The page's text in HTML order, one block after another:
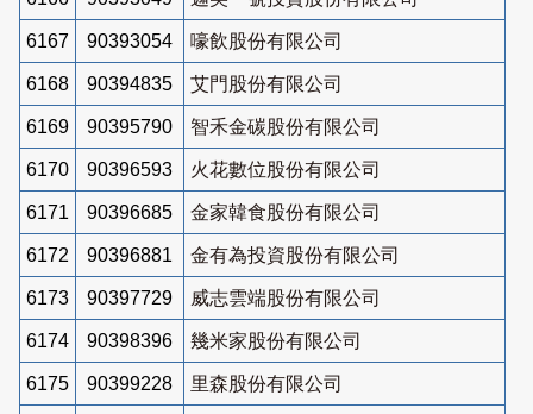
6167 90393054 嚎飲股份有限公司
6168 90394835 艾門股份有限公司
6169 90395790 智禾金碳股份有限公司
6170 90396593 火花數位股份有限公司
6171 90396685 金家韓食股份有限公司
6172 90396881 金有為投資股份有限公司
6173 90397729 威志雲端股份有限公司
6174 90398396 幾米家股份有限公司
6175 90399228 里森股份有限公司